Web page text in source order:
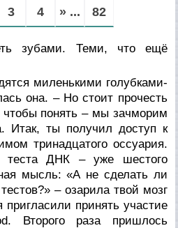
3 4 » ... 82
зубами. Теми, что ещё
миленькими голубками-
она. – Но стоит прочесть
понять – мы зачморим
Итак, ты получил доступ к
тринадцатого оссуария.
теста ДНК – уже шестого
мысль: «А не сделать ли
– озарила твой мозг
пригласили принять участие
Второго раза пришлось